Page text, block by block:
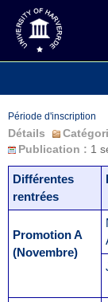
Période d'inscription
Détails
Publication : 1
Différentes
rentrées
Promotion A
(Novembre)